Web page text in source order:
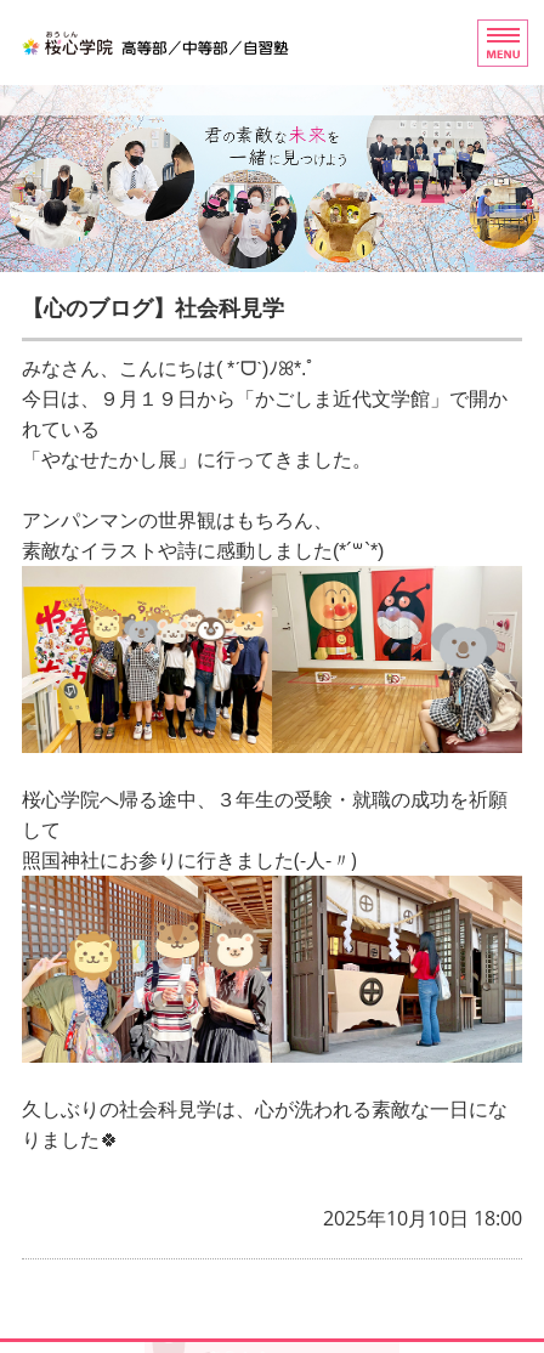
桜心学院（おうしんがくいん
ホーム
高等部
中等部
自習塾
お問い合わせ
【心のブログ】社会科見学
みなさん、こんにちは( *ˊᗜˋ)ﾉꕤ*.ﾟ
今日は、９月１９日から「かごしま近代文学館」で開か
れている
「やなせたかし展」に行ってきました。
アンパンマンの世界観はもちろん、
素敵なイラストや詩に感動しました(*´꒳`*)
桜心学院へ帰る途中、３年生の受験・就職の成功を祈願
して
照国神社にお参りに行きました(-人-〃)
久しぶりの社会科見学は、心が洗われる素敵な一日にな
りました🍀
2025年10月10日 18:00